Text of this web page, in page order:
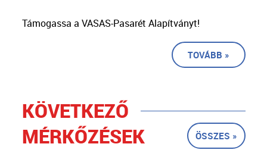
Támogassa a VASAS-Pasarét Alapítványt!
TOVÁBB »
KÖVETKEZŐ
MÉRKŐZÉSEK
ÖSSZES »